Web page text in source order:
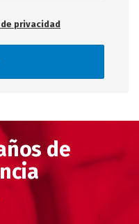
privacidad
de